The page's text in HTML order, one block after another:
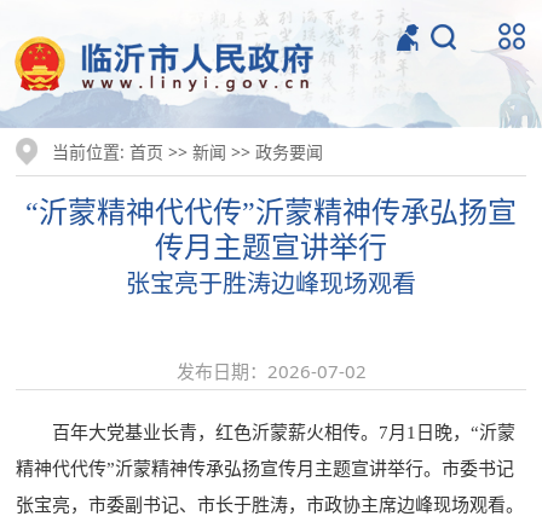
当前位置:首页 >>新闻 >>政务要闻
“沂蒙精神代代传”沂蒙精神传承弘扬宣
传月主题宣讲举行
张宝亮于胜涛边峰现场观看
发布日期：2026-07-02
百年大党基业长青，红色沂蒙薪火相传。7月1日晚，“沂蒙
精神代代传”沂蒙精神传承弘扬宣传月主题宣讲举行。市委书记
张宝亮，市委副书记、市长于胜涛，市政协主席边峰现场观看。